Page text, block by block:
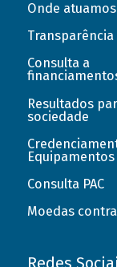
Onde atuamos
Transparência
Consulta a
Resultados
sociedade
Equipamentos
Consulta PAC
Moedas